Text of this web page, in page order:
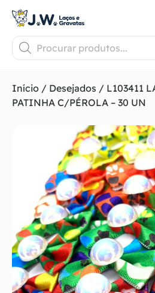
Início / Desejados / L103411
PATINHA C/PÉROLA – 30 UN